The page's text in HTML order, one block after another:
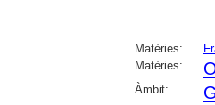
Matèries:
Matèries:
Àmbit: